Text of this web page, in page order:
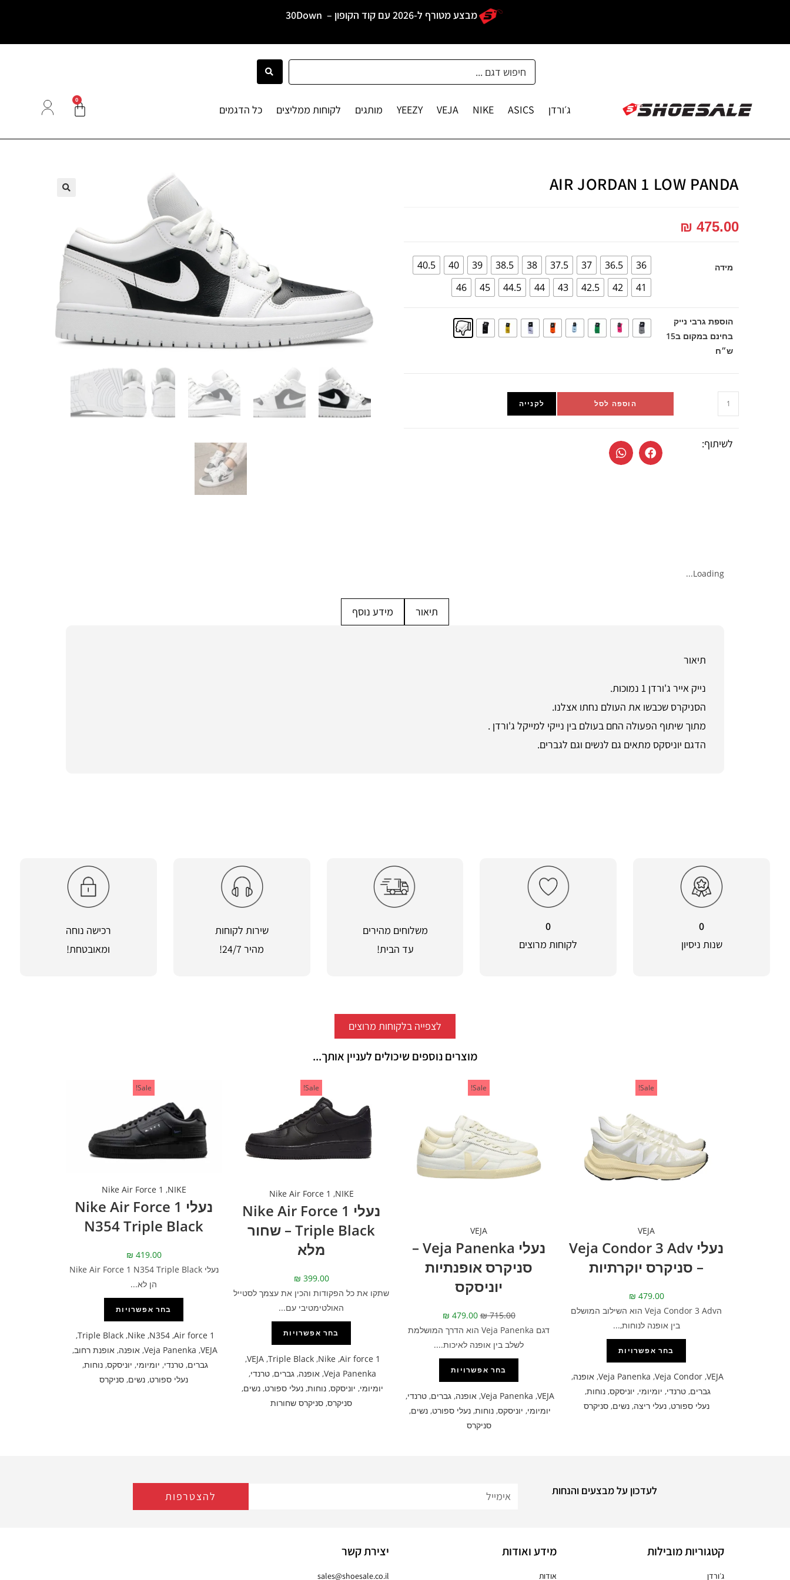
מבצע מטורף ל-2026 עם קוד הקופון – 30Down
ג׳ורדן ASICS
NIKE
VEJA
YEEZY מותגים לקוחות ממליצים כל הדגמים
0
AIR JORDAN 1 LOW PANDA
₪ 475.00
מידה 36
36.5
37
37.5
38
38.5
39
40
40.5
41
42
42.5
43
44
44.5
45
46
הוספת גרבי נייק
בחינם במקום ב15
ש״ח
הוספה לסל לקנייה
לשיתוף:
Loading...
תיאור מידע נוסף
תיאור
נייק אייר ג'ורדן 1 נמוכות.
הסניקרס שכבשו את העולם נחתו אצלנו.
מתוך שיתוף הפעולה החם בעולם בין נייקי למייקל ג'ורדן .
הדגם יוניסקס מתאים גם לנשים וגם לגברים.
0
שנות ניסיון
0
לקוחות מרוצים
משלוחים מהירים
עד הבית!
שירות לקוחות
מהיר 24/7!
רכישה נוחה
ומאובטחת!
לצפייה בלקוחות מרוצים
מוצרים נוספים שיכולים לעניין אותך...
Sale!
VEJA
נעלי Veja Condor 3 Adv
– סניקרס יוקרתיות
₪ 479.00
הVeja Condor 3 Adv הוא השילוב המושלם
בין אופנה לנוחות,...
בחר אפשרויות
VEJA
,
Veja Condor
,
Veja Panenka
, אופנה,
גברים,טרנדי, יומיומי, יוניסקס,נוחות,
נעלי ספורט,נעלי ריצה,נשים,סניקרס
Sale!
VEJA
נעלי Veja Panenka –
סניקרס אופנתיות
יוניסקס
₪715.00
₪ 479.00
דגם Veja Panenka הוא הדרך המושלמת
לשלב בין אופנה לאיכות....
בחר אפשרויות
VEJA
,
Veja Panenka
, אופנה, גברים, טרנדי,
יומיומי, יוניסקס, נוחות, נעלי ספורט, נשים,
סניקרס
Sale!
NIKE
,
Nike Air Force 1
נעלי Nike Air Force 1
Triple Black – שחור
מלא
₪ 399.00
שתקו את כל הפקודות והכין את עצמך לסטייל
האולטימטיבי עם...
בחר אפשרויות
Air force 1
,
Nike
,
Triple Black
,
VEJA
,
Veja Panenka
, אופנה, גברים, טרנדי,
יומיומי, יוניסקס, נוחות, נעלי ספורט, נשים,
סניקרס, סניקרס שחורות
Sale!
NIKE
,
Nike Air Force 1
נעלי Nike Air Force 1
N354 Triple Black
₪ 419.00
נעלי Nike Air Force 1 N354 Triple Black
הן לא...
בחר אפשרויות
Air force 1
,
N354
,
Nike
,
Triple Black
,
VEJA
,
Veja Panenka
, אופנה, אופנת רחוב,
גברים,טרנדי, יומיומי, יוניסקס,נוחות,
נעלי ספורט, נשים, סניקרס
לעדכון על מבצעים והנחות להצטרפות
קטגוריות מובילות
ג׳ורדן
מידע ואודות
אודות
יצירת קשר
sales@shoesale.co.il